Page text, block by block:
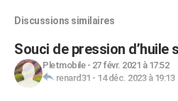
Discussions similaires
Souci de pression d’huile
Pletmobile- 27 févr. 2021 à 17:52
renard31 - 14 déc. 2023 à 19:13